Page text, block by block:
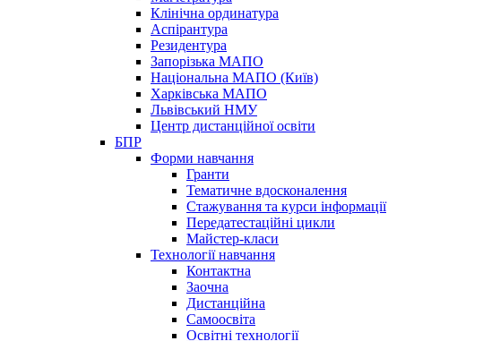
Клінічна ординатура
Аспірантура
Резидентура
Запорізька МАПО
Національна МАПО (Київ)
Харківська МАПО
Львівський НМУ
Центр дистанційної освіти
БПР
Форми навчання
Гранти
Тематичне вдосконалення
Стажування та курси інформації
Передатестаційні цикли
Майстер-класи
Технології навчання
Контактна
Заочна
Дистанційна
Самоосвіта
Освітні технології